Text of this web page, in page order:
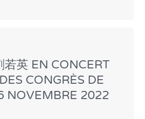
若英 EN CONCERT
CONGRÈS DE
NOVEMBRE 2022